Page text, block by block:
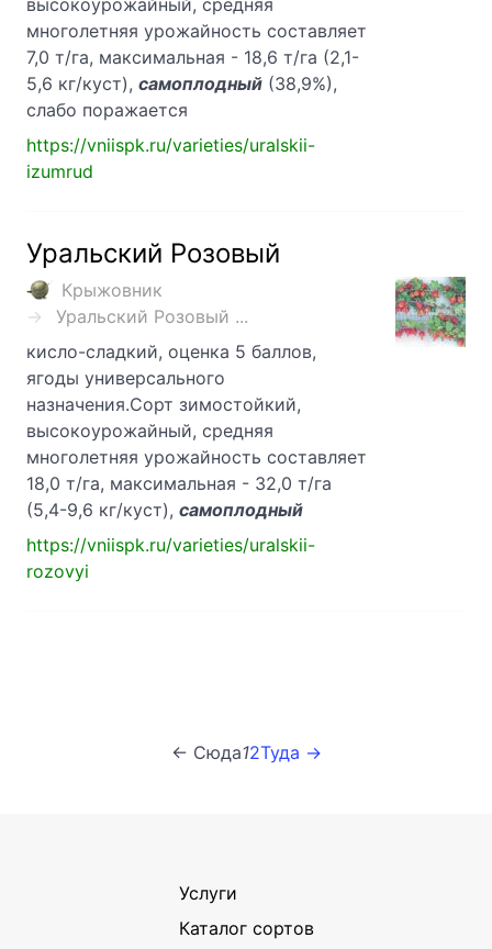
высокоурожайный, средняя
многолетняя урожайность составляет
7,0 т/га, максимальная - 18,6 т/га (2,1-
5,6 кг/куст), самоплодный (38,9%),
слабо поражается
https://vniispk.ru/varieties/uralskii-
izumrud
Уральский Розовый
Крыжовник
Уральский Розовый ...
кисло-сладкий, оценка 5 баллов,
ягоды универсального
назначения.Сорт зимостойкий,
высокоурожайный, средняя
многолетняя урожайность составляет
18,0 т/га, максимальная - 32,0 т/га
(5,4-9,6 кг/куст), самоплодный
https://vniispk.ru/varieties/uralskii-
rozovyi
← Сюда12Туда →
Услуги
Каталог сортов